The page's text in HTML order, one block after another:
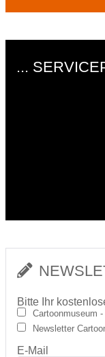
...
Bitte Ihr
Cartoonmuseum
Newsletter
E-Mail